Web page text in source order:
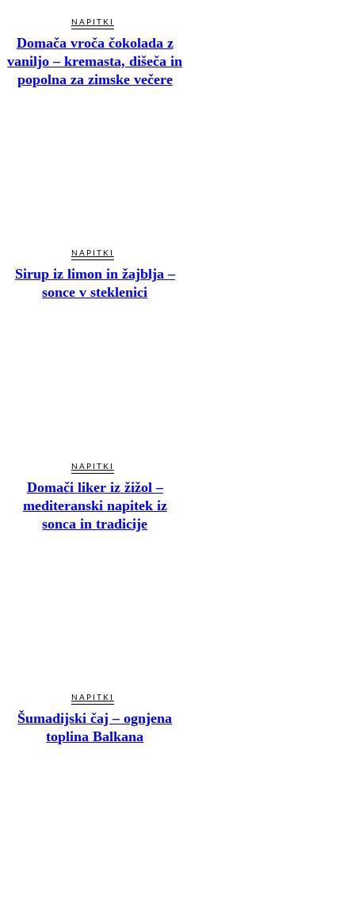
NAPITKI
Domača vroča čokolada z
vaniljo – kremasta, dišeča in
popolna za zimske večere
NAPITKI
Sirup iz limon in žajblja –
sonce v steklenici
NAPITKI
Domači liker iz žižol –
mediteranski napitek iz
sonca in tradicije
NAPITKI
Šumadijski čaj – ognjena
toplina Balkana